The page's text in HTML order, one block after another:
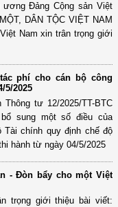
Đảng Cộng sản Việt
DÂN TỘC VIỆT NAM
Nam xin trân trọng giới
phí cho cán bộ công
5/2025
tư 12/2025/TT-BTC
sung một số điều của
Tài chính quy định chế độ
hành từ ngày 04/5/2025
- Đòn bẩy cho một Việt
trọng giới thiệu bài viết: